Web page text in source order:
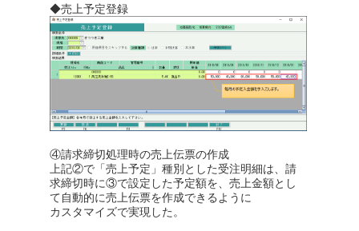
◆売上予定登録
④請求締切処理時の売上伝票の作成
上記②で「売上予定」種別とした受注明細は、請
求締切時に③で設定した予定額を、売上金額とし
て自動的に売上伝票を作成できるように
カスタマイズで実現した。